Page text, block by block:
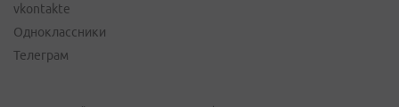
vkontakte
Одноклассники
Телеграм